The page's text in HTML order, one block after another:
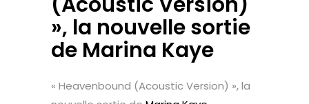
», la nouvelle sortie
de Marina Kaye
« Heavenbound (Acoustic Version) », la